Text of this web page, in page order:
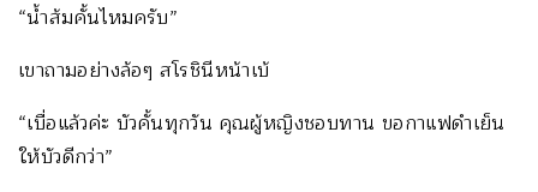
“น้ำส้มคั้นไหมครับ”
เขาถามอย่างล้อๆ สโรชินีหน้าเบ้
“เบื่อแล้วค่ะ บัวคั้นทุกวัน คุณผู้หญิงชอบทาน ขอกาแฟดำเย็น
ให้บัวดีกว่า”